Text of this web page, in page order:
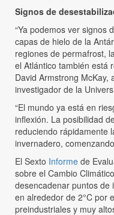
Signos de
“Ya podemos ver signos
capas de hielo de la
regiones de permafrost,
el Atlántico también está
David Armstrong McKay,
investigador de la
“El mundo ya está en
inflexión. La posibilidad
reduciendo rápidamente
invernadero,
El Sexto Informe de
sobre el Cambio
desencadenar puntos de
en alrededor de 2°C por
preindustriales y muy